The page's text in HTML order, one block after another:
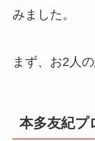
みました。
まず、お2人
本多友紀プ